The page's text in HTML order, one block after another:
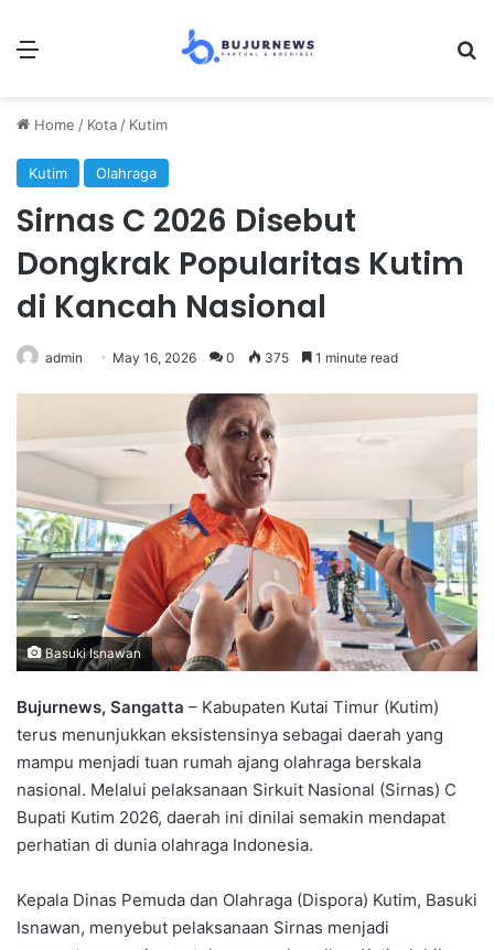
Menu
Home / Kota / Kutim
Kutim Olahraga
Sirnas C 2026 Disebut
Dongkrak Popularitas Kutim
di Kancah Nasional
admin May 16, 2026 0 375 1 minute read
Basuki Isnawan
Bujurnews, Sangatta – Kabupaten Kutai Timur (Kutim)
terus menunjukkan eksistensinya sebagai daerah yang
mampu menjadi tuan rumah ajang olahraga berskala
nasional. Melalui pelaksanaan Sirkuit Nasional (Sirnas) C
Bupati Kutim 2026, daerah ini dinilai semakin mendapat
perhatian di dunia olahraga Indonesia.
Kepala Dinas Pemuda dan Olahraga (Dispora) Kutim, Basuki
Isnawan, menyebut pelaksanaan Sirnas menjadi